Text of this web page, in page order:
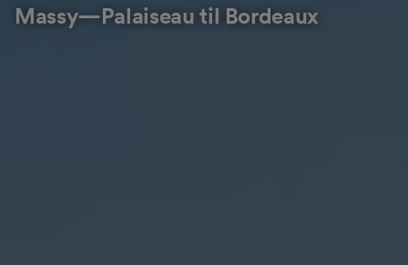
Massy—Palaiseau til Bordeaux